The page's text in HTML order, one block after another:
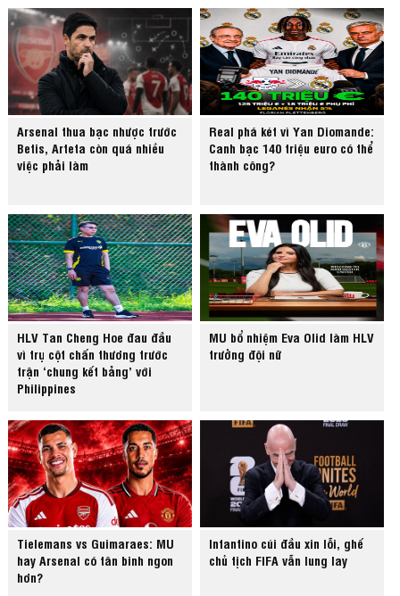
Arsenal thua bạc nhược trước
Betis, Arteta còn quá nhiều
việc phải làm
Real phá két vì Yan Diomande:
Canh bạc 140 triệu euro có thể
thành công?
HLV Tan Cheng Hoe đau đầu
vì trụ cột chấn thương trước
trận ‘chung kết bảng’ với
Philippines
MU bổ nhiệm Eva Olid làm HLV
trưởng đội nữ
Tielemans vs Guimaraes: MU
hay Arsenal có tân binh ngon
hơn?
Infantino cúi đầu xin lỗi, ghế
chủ tịch FIFA vẫn lung lay